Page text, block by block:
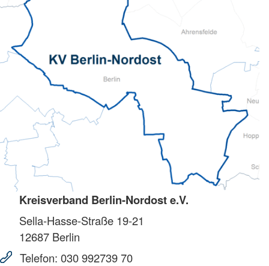
Kreisverband Berlin-Nordost e.V.
Sella-Hasse-Straße 19-21
12687 Berlin
Telefon: 030 992739 70